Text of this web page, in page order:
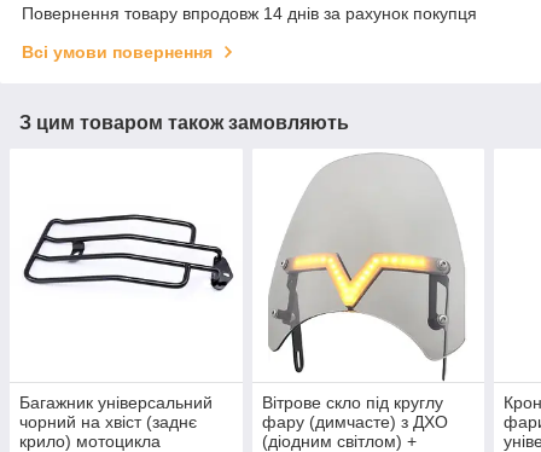
Повернення товару впродовж 14 днів за рахунок покупця
Всі умови повернення
З цим товаром також замовляють
Багажник універсальний
чорний на хвіст (заднє
крило) мотоцикла
Вітрове скло під круглу
фару (димчасте) з ДХО
(діодним світлом) +